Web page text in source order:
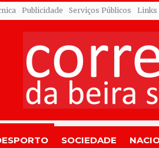
Publicidade Serviços Públicos Links
SOCIEDADE